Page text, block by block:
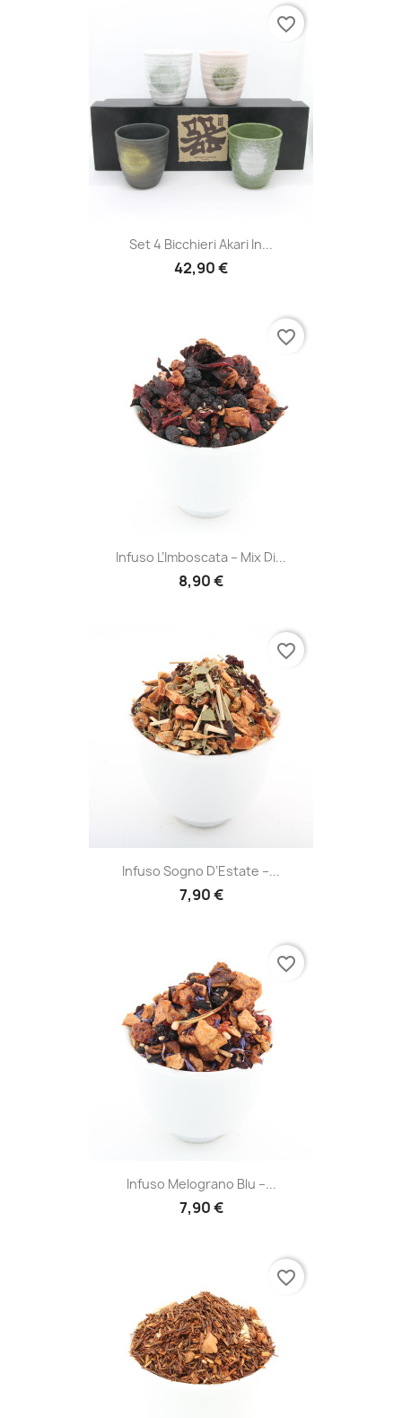
Set 4 Bicchieri Akari In...
42,90 €
favorite_border
Infuso L’Imboscata – Mix Di...
8,90 €
favorite_border
Infuso Sogno D’Estate –...
7,90 €
favorite_border
Infuso Melograno Blu –...
7,90 €
favorite_border
favorite_border